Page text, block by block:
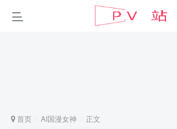
首页 AI国漫女神 正文